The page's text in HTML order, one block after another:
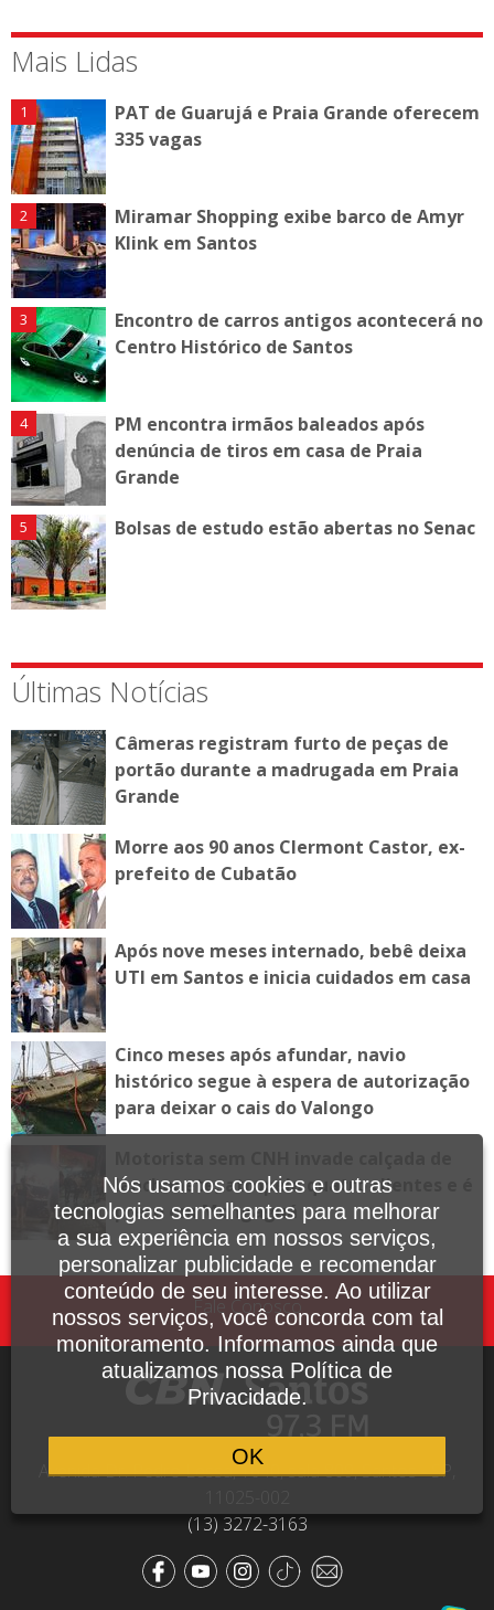
Mais Lidas
PAT de Guarujá e Praia Grande oferecem
335 vagas
Miramar Shopping exibe barco de Amyr
Klink em Santos
Encontro de carros antigos acontecerá no
Centro Histórico de Santos
PM encontra irmãos baleados após
denúncia de tiros em casa de Praia
Grande
Bolsas de estudo estão abertas no Senac
Últimas Notícias
Câmeras registram furto de peças de
portão durante a madrugada em Praia
Grande
Morre aos 90 anos Clermont Castor, ex-
prefeito de Cubatão
Após nove meses internado, bebê deixa
UTI em Santos e inicia cuidados em casa
Cinco meses após afundar, navio
histórico segue à espera de autorização
para deixar o cais do Valongo
lanchonete, atropela quatro clientes e é
preso em Mongaguá
Fale Conosco
Avenida Dr. Pedro Lessa, 1640, sala 809, Santos - SP,
(13) 3272-3163
Nós usamos cookies e outras
tecnologias semelhantes para melhorar
a sua experiência em nossos serviços,
personalizar publicidade e recomendar
conteúdo de seu interesse. Ao utilizar
nossos serviços, você concorda com tal
monitoramento. Informamos ainda que
atualizamos nossa Política de
Privacidade.
OK